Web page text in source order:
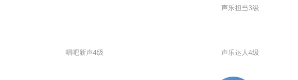
声乐担当3级
唱吧新声4级 声乐达人4级